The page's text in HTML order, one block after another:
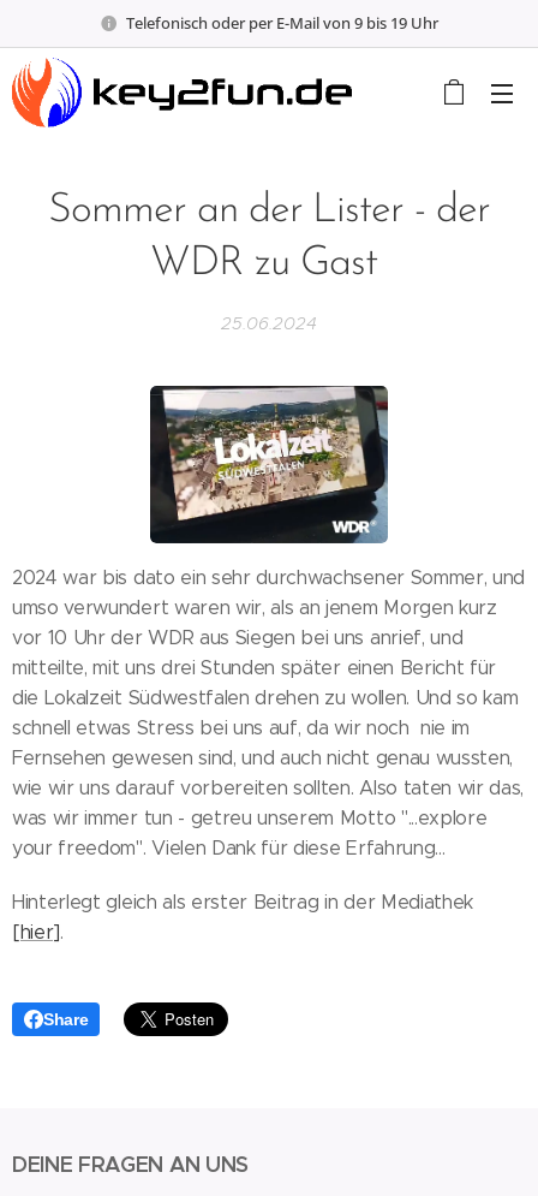
Telefonisch oder per E-Mail von 9 bis 19 Uhr
Sommer an der Lister - der
WDR zu Gast
25.06.2024
2024 war bis dato ein sehr durchwachsener Sommer, und
umso verwundert waren wir, als an jenem Morgen kurz
vor 10 Uhr der WDR aus Siegen bei uns anrief, und
mitteilte, mit uns drei Stunden später einen Bericht für
die Lokalzeit Südwestfalen drehen zu wollen. Und so kam
schnell etwas Stress bei uns auf, da wir noch nie im
Fernsehen gewesen sind, und auch nicht genau wussten,
wie wir uns darauf vorbereiten sollten. Also taten wir das,
was wir immer tun - getreu unserem Motto "...explore
your freedom". Vielen Dank für diese Erfahrung...
Hinterlegt gleich als erster Beitrag in der Mediathek
[hier].
Share
DEINE FRAGEN AN UNS